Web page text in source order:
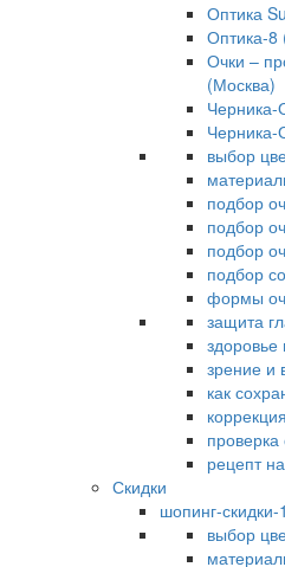
Оптика
Оптика-8
Очки –
(Москва)
Черника-
Черника-
выбор
подбор
подбор
подбор
подбор
формы
защита
здоровье
зрение и
как
проверка
рецепт
Скидки
шопинг-скидки-1
выбор